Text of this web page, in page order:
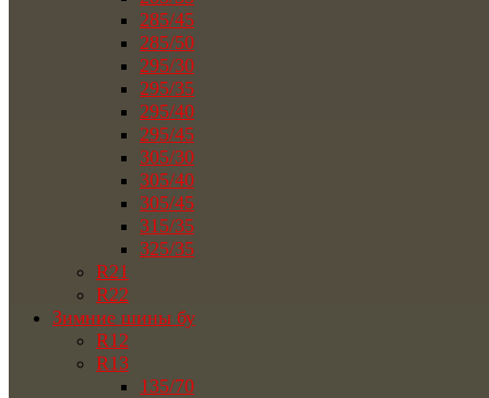
285/45
285/50
295/30
295/35
295/40
295/45
305/30
305/40
305/45
315/35
325/35
R21
R22
Зимние шины бу
R12
R13
135/70